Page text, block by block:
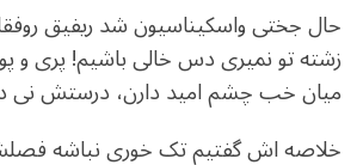
حال جختی واسکیناسیون شد ریفیق
زشته تو نمیری دس خالی باشیم! پری و
میان خب چشم امید دارن، درستش نی
خلاصه اش گفتیم تک خوری نباشه